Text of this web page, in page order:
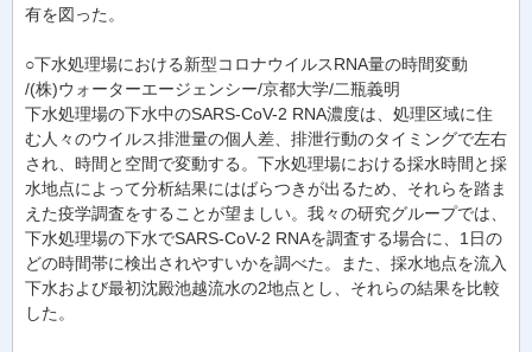
有を図った。
○下水処理場における新型コロナウイルスRNA量の時間変動
/(株)ウォーターエージェンシー/京都大学/二瓶義明
下水処理場の下水中のSARS-CoV-2 RNA濃度は、処理区域に住
む人々のウイルス排泄量の個人差、排泄行動のタイミングで左右
され、時間と空間で変動する。下水処理場における採水時間と採
水地点によって分析結果にはばらつきが出るため、それらを踏ま
えた疫学調査をすることが望ましい。我々の研究グループでは、
下水処理場の下水でSARS-CoV-2 RNAを調査する場合に、1日の
どの時間帯に検出されやすいかを調べた。また、採水地点を流入
下水および最初沈殿池越流水の2地点とし、それらの結果を比較
した。